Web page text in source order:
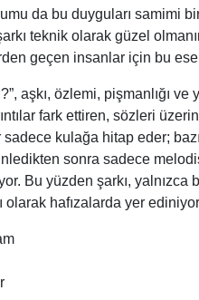
da bu duyguları samimi
teknik olarak güzel
geçen insanlar için bu
aşkı, özlemi, pişmanlığı
fark ettiren, sözleri
sadece kulağa hitap eder;
sonra sadece
Bu yüzden şarkı, yalnızca
olarak hafızalarda yer